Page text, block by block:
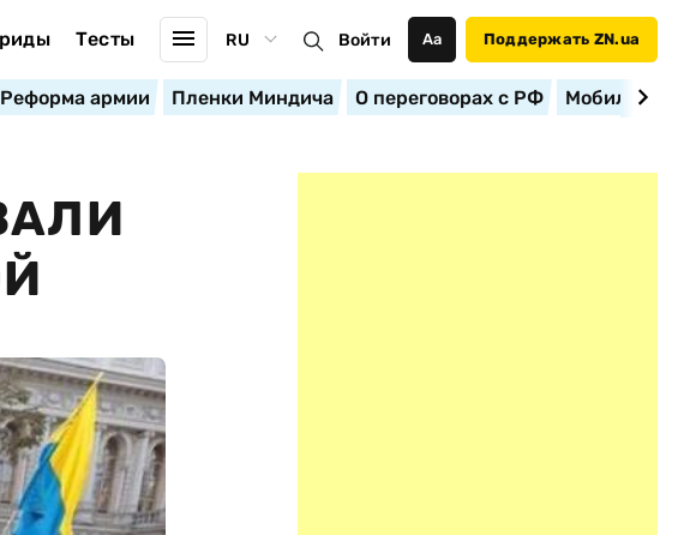
Тесты RU Войти Аа Поддержать ZN.ua
Реформа армии Пленки Миндича О переговорах с РФ